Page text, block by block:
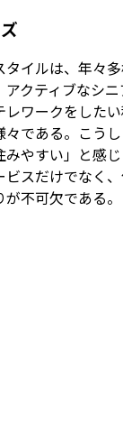
イルは、年々
クティブなシ
ワークをした
である。こう
やすい」と感
スだけでなく
不可欠である。